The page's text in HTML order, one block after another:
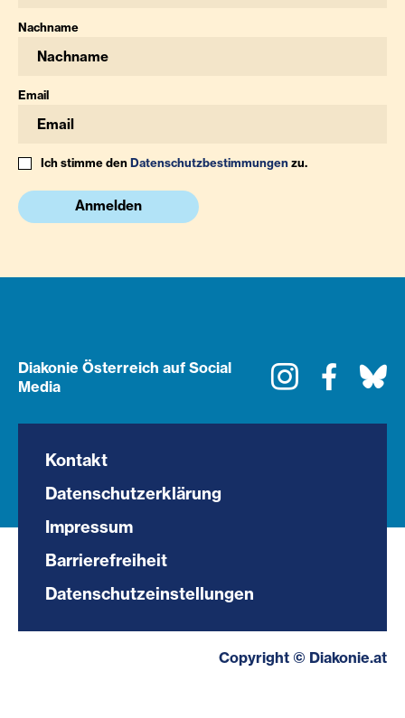
Nachname
Email
Ich stimme denDatenschutzbestimmungenzu.
Anmelden
Diakonie Österreich auf Social
Media
Instagram
Kontakt
Datenschutzerklärung
Impressum
Barrierefreiheit
Datenschutzeinstellungen
Copyright © Diakonie.at